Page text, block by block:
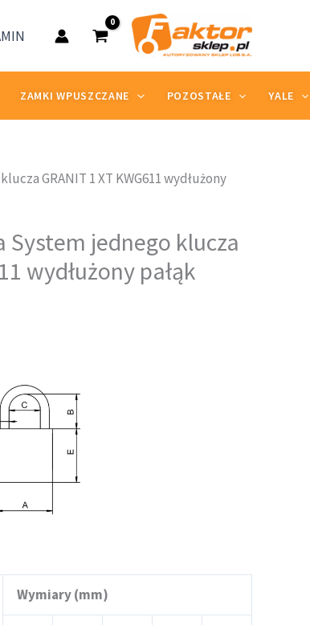
ZAMKI WPUSZCZANE POZOSTAŁE YALE
GRANIT 1 XT KWG611 wydłużony
System jednego klucza
wydłużony pałąk
Wymiary (mm)